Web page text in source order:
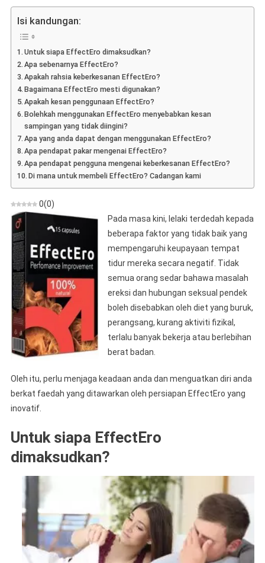
Isi kandungan:
Untuk siapa EffectEro dimaksudkan?
Apa sebenarnya EffectEro?
Apakah rahsia keberkesanan EffectEro?
Bagaimana EffectEro mesti digunakan?
Apakah kesan penggunaan EffectEro?
Bolehkah menggunakan EffectEro menyebabkan kesan
sampingan yang tidak diingini?
Apa yang anda dapat dengan menggunakan EffectEro?
Apa pendapat pakar mengenai EffectEro?
Apa pendapat pengguna mengenai keberkesanan EffectEro?
Di mana untuk membeli EffectEro? Cadangan kami
0(0)
Pada masa kini, lelaki terdedah kepada
beberapa faktor yang tidak baik yang
mempengaruhi keupayaan tempat
tidur mereka secara negatif. Tidak
semua orang sedar bahawa masalah
ereksi dan hubungan seksual pendek
boleh disebabkan oleh diet yang buruk,
perangsang, kurang aktiviti fizikal,
terlalu banyak bekerja atau berlebihan
berat badan.
Oleh itu, perlu menjaga keadaan anda dan menguatkan diri anda
berkat faedah yang ditawarkan oleh persiapan EffectEro yang
inovatif.
Untuk siapa EffectEro
dimaksudkan?